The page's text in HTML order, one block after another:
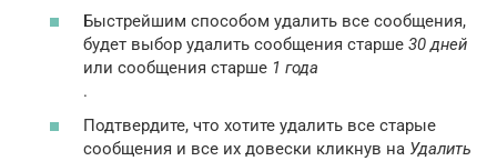
Быстрейшим способом удалить все сообщения,
будет выбор удалить сообщения старше 30 дней
или сообщения старше 1 года
.
Подтвердите, что хотите удалить все старые
сообщения и все их довески кликнув на Удалить